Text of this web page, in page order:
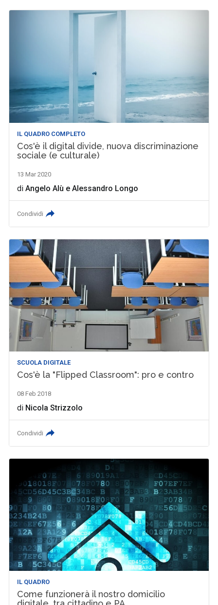
IL QUADRO COMPLETO
Cos'è il digital divide, nuova discriminazione
sociale (e culturale)
13 Mar 2020
diAngelo Alù eAlessandro Longo
Condividi
SCUOLA DIGITALE
Cos'è la "Flipped Classroom": pro e contro
08 Feb 2018
di Nicola Strizzolo
Condividi
IL QUADRO
Come funzionerà il nostro domicilio